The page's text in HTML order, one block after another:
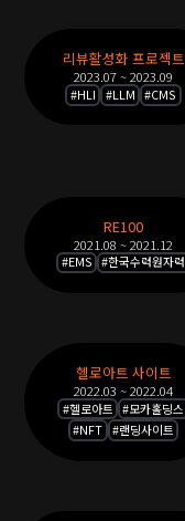
리뷰활성화 프로젝트
2023.07 ~ 2023.09
#HLI #LLM #CMS
RE100
2021.08 ~ 2021.12
#EMS #한국수력원자력
헬로아트 사이트
2022.03 ~ 2022.04
#헬로아트 #모카홀딩스
#NFT #랜딩사이트